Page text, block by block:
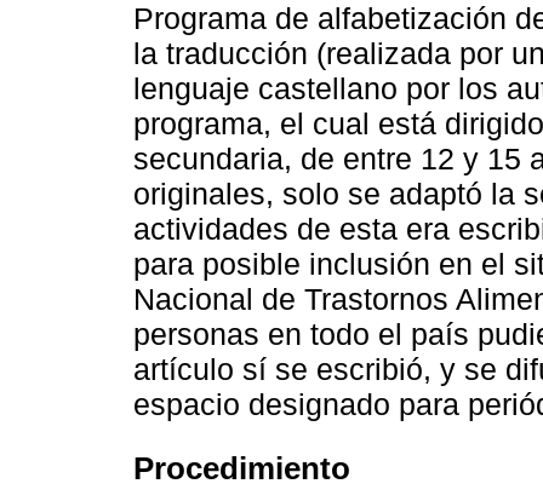
Programa de alfabetización
la traducción (realizada por
lenguaje castellano por los
programa, el cual está
secundaria, de entre 12 y 15
originales, solo se adaptó la
actividades de esta era
para posible inclusión en el
Nacional de Trastornos
personas en todo el país
artículo sí se escribió, y se
espacio designado para
Procedimiento